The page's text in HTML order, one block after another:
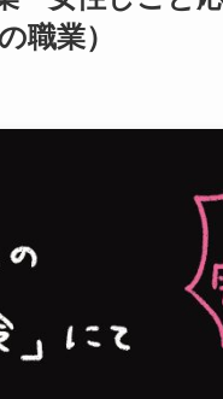
職業）